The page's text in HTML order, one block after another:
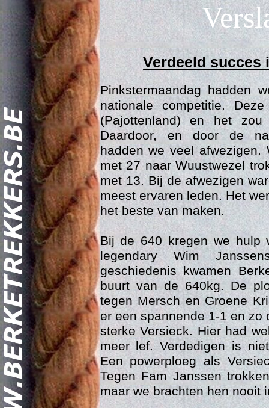
Verdeeld succes
Pinkstermaandag hadden
nationale competitie.
(Pajottenland) en het
Daardoor, en door de
hadden we veel afwezigen.
met 27 naar Wuustwezel
met 13. Bij de afwezigen
meest ervaren leden. Het
het beste van maken.
Bij de 640 kregen we hulp
legendary Wim
geschiedenis kwamen
buurt van de 640kg. De
tegen Mersch en Groene
er een spannende 1-1 en zo
sterke Versieck. Hier had
meer lef. Verdedigen is
Een powerploeg als
Tegen Fam Janssen
maar we brachten hen nooit